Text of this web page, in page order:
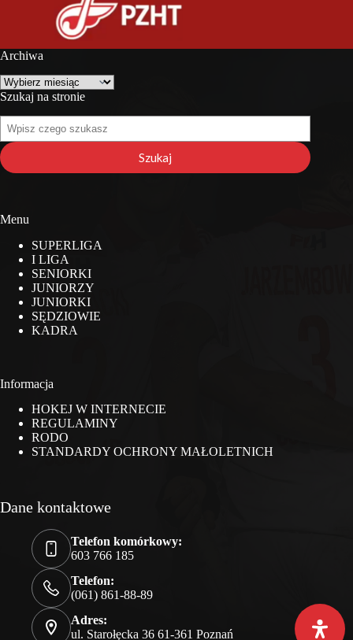
Archiwa
Archiwa
Szukaj na stronie
na
stronie
Szukaj
Menu
SUPERLIGA
I LIGA
SENIORKI
JUNIORZY
JUNIORKI
SĘDZIOWIE
KADRA
Informacja
HOKEJ W INTERNECIE
REGULAMINY
RODO
STANDARDY OCHRONY MAŁOLETNICH
Dane kontaktowe
Telefon komórkowy:
603 766 185
Telefon:
(061) 861-88-89
Adres:
ul. Starołęcka 36 61-361 Poznań